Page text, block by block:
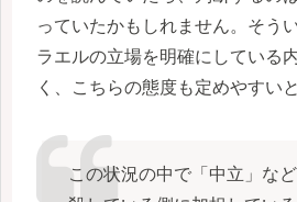
っていたかもしれません。そう
ラエルの立場を明確にしている
く、こちらの態度も定めやすい
この状況の中で「中立」な